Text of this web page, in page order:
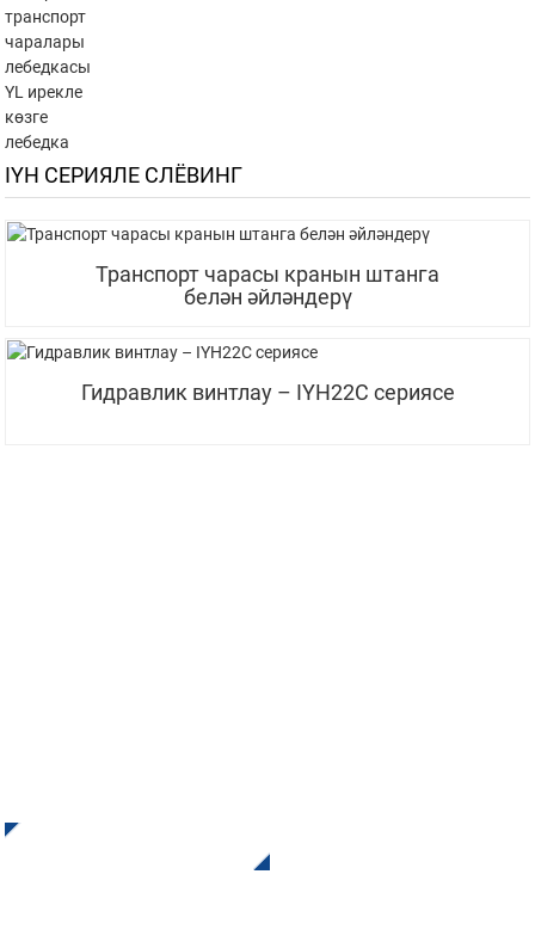
транспорт
чаралары
лебедкасы
YL ирекле
көзге
лебедка
IYH СЕРИЯЛЕ СЛЁВИНГ
Транспорт чарасы кранын штанга
белән әйләндерү
Гидравлик винтлау – IYH22C сериясе